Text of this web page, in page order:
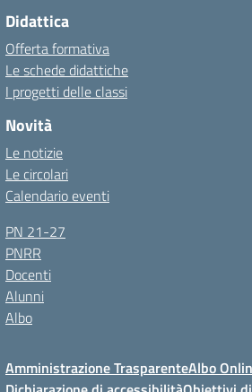
Didattica
Offerta formativa
Le schede didattiche
I progetti delle classi
Novità
Le notizie
Le circolari
Calendario eventi
PN 21-27
PNRR
Docenti
Alunni
Albo
Amministrazione TrasparenteAlbo